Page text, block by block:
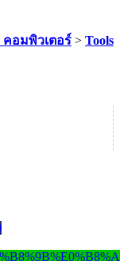
คอมพิวเตอร์ > Tools